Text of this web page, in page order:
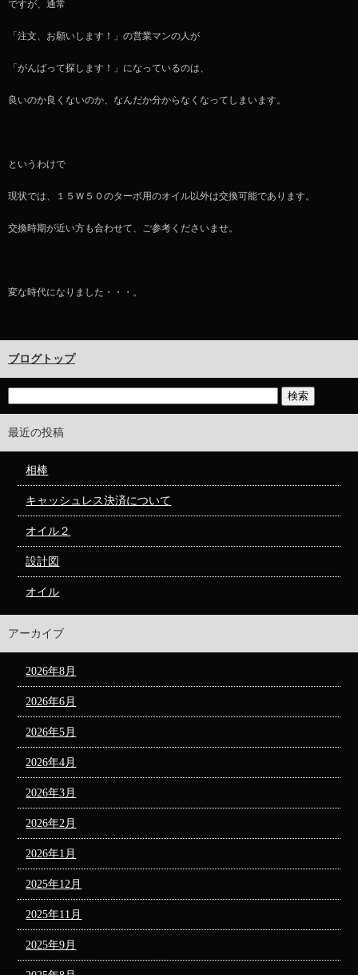
ですが、通常
「注文、お願いします！」の営業マンの人が
「がんばって探します！」になっているのは、
良いのか良くないのか、なんだか分からなくなってしまいます。
というわけで
現状では、１５Ｗ５０のターボ用のオイル以外は交換可能であります。
交換時期が近い方も合わせて、ご参考くださいませ。
変な時代になりました・・・。
ブログトップ
最近の投稿
相棒
キャッシュレス決済について
オイル２
設計図
オイル
アーカイブ
2026年8月
2026年6月
2026年5月
2026年4月
2026年3月
2026年2月
2026年1月
2025年12月
2025年11月
2025年9月